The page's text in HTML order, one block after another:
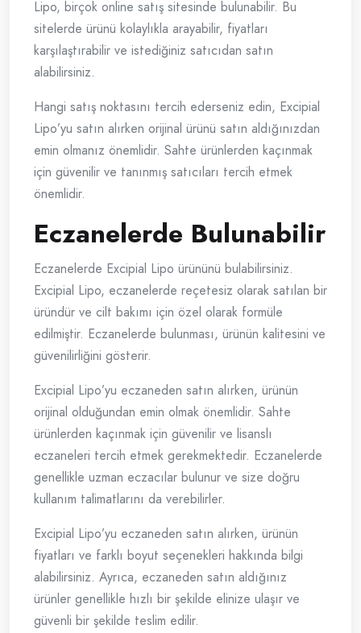
Lipo, birçok online satış sitesinde bulunabilir. Bu
sitelerde ürünü kolaylıkla arayabilir, fiyatları
karşılaştırabilir ve istediğiniz satıcıdan satın
alabilirsiniz.
Hangi satış noktasını tercih ederseniz edin, Excipial
Lipo’yu satın alırken orijinal ürünü satın aldığınızdan
emin olmanız önemlidir. Sahte ürünlerden kaçınmak
için güvenilir ve tanınmış satıcıları tercih etmek
önemlidir.
Eczanelerde Bulunabilir
Eczanelerde Excipial Lipo ürününü bulabilirsiniz.
Excipial Lipo, eczanelerde reçetesiz olarak satılan bir
üründür ve cilt bakımı için özel olarak formüle
edilmiştir. Eczanelerde bulunması, ürünün kalitesini ve
güvenilirliğini gösterir.
Excipial Lipo’yu eczaneden satın alırken, ürünün
orijinal olduğundan emin olmak önemlidir. Sahte
ürünlerden kaçınmak için güvenilir ve lisanslı
eczaneleri tercih etmek gerekmektedir. Eczanelerde
genellikle uzman eczacılar bulunur ve size doğru
kullanım talimatlarını da verebilirler.
Excipial Lipo’yu eczaneden satın alırken, ürünün
fiyatları ve farklı boyut seçenekleri hakkında bilgi
alabilirsiniz. Ayrıca, eczaneden satın aldığınız
ürünler genellikle hızlı bir şekilde elinize ulaşır ve
güvenli bir şekilde teslim edilir.